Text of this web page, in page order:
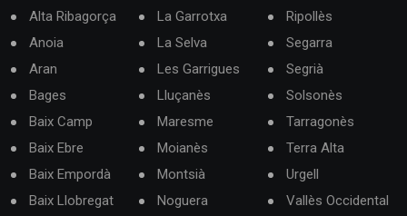
Alta Ribagorça
Anoia
Aran
Bages
Baix Camp
Baix Ebre
Baix Empordà
Baix Llobregat
La Garrotxa
La Selva
Les Garrigues
Lluçanès
Maresme
Moianès
Montsià
Noguera
Ripollès
Segarra
Segrià
Solsonès
Tarragonès
Terra Alta
Urgell
Vallès Occidental